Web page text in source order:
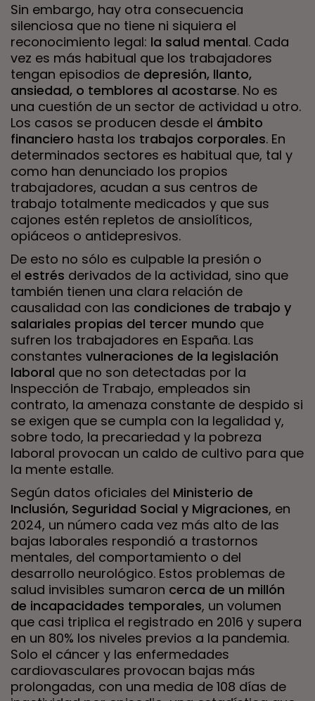
Sin embargo, hay otra consecuencia
silenciosa que no tiene ni siquiera el
reconocimiento legal: la salud mental. Cada
vez es más habitual que los trabajadores
tengan episodios de depresión, llanto,
ansiedad, o temblores al acostarse. No es
una cuestión de un sector de actividad u otro.
Los casos se producen desde el ámbito
financiero hasta los trabajos corporales. En
determinados sectores es habitual que, tal y
como han denunciado los propios
trabajadores, acudan a sus centros de
trabajo totalmente medicados y que sus
cajones estén repletos de ansiolíticos,
opiáceos o antidepresivos.
De esto no sólo es culpable la presión o
el estrés derivados de la actividad, sino que
también tienen una clara relación de
causalidad con las condiciones de trabajo y
salariales propias del tercer mundo que
sufren los trabajadores en España. Las
constantes vulneraciones de la legislación
laboral que no son detectadas por la
Inspección de Trabajo, empleados sin
contrato, la amenaza constante de despido si
se exigen que se cumpla con la legalidad y,
sobre todo, la precariedad y la pobreza
laboral provocan un caldo de cultivo para que
la mente estalle.
Según datos oficiales del Ministerio de
Inclusión, Seguridad Social y Migraciones, en
2024, un número cada vez más alto de las
bajas laborales respondió a trastornos
mentales, del comportamiento o del
desarrollo neurológico. Estos problemas de
salud invisibles sumaron cerca de un millón
de incapacidades temporales, un volumen
que casi triplica el registrado en 2016 y supera
en un 80% los niveles previos a la pandemia.
Solo el cáncer y las enfermedades
cardiovasculares provocan bajas más
prolongadas, con una media de 108 días de